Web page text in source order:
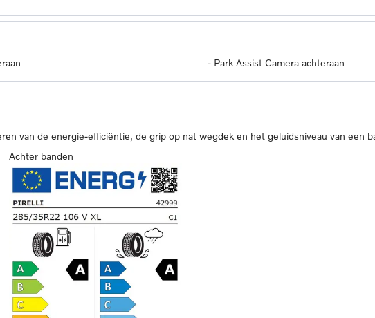
- Park Assist Camera achteraan
van de energie-efficiëntie, de grip op nat wegdek en het geluidsniveau van een
Achter banden